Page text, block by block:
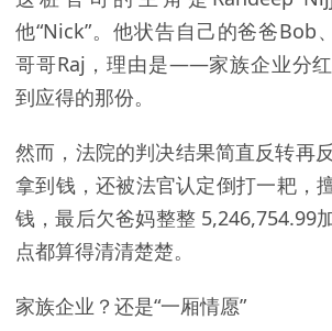
他“Nick”。他状告自己的爸爸Bob
哥哥Raj，理由是——家族企业分
到应得的那份。
然而，法院的判决结果简直反转再
拿到钱，还被法官认定倒打一耙，
钱，最后欠爸妈整整 5,246,754.99
点都算得清清楚楚。
家族企业？还是“一厢情愿”